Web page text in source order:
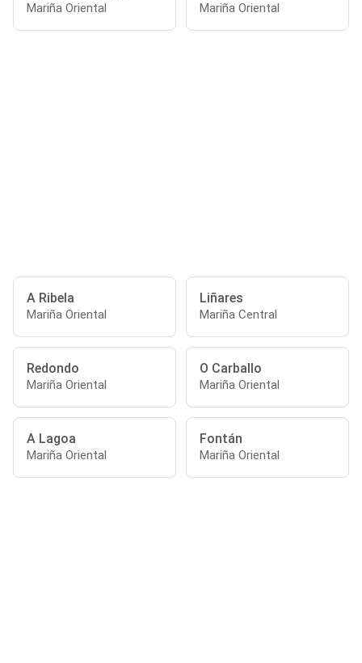
Mariña Oriental Mariña Oriental
A Ribela
Mariña Oriental
Liñares
Mariña Central
Redondo
Mariña Oriental
O Carballo
Mariña Oriental
A Lagoa
Mariña Oriental
Fontán
Mariña Oriental